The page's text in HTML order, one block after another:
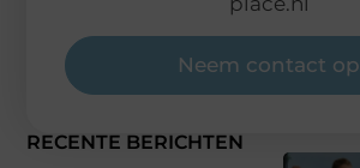
RECENTE BERICHTEN
Neem contact op